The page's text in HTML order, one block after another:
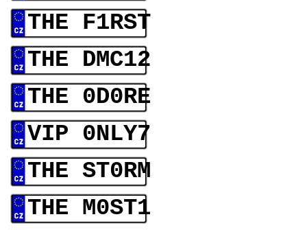
THE F1RST
THE DMC12
THE 0D0RE
VIP 0NLY7
THE ST0RM
THE M0ST1